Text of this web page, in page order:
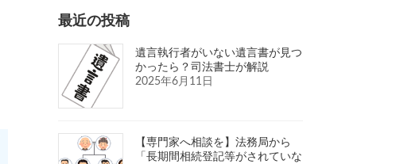
最近の投稿
遺言執行者がいない遺言書が見つ
かったら？司法書士が解説
2025年6月11日
【専門家へ相談を】法務局から
「長期間相続登記等がされていな